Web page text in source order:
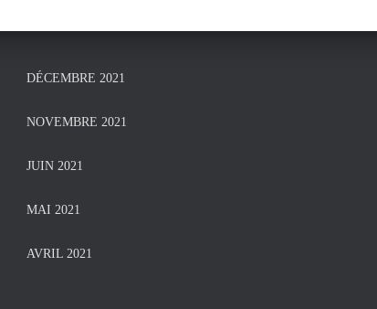
DÉCEMBRE 2021
NOVEMBRE 2021
JUIN 2021
MAI 2021
AVRIL 2021